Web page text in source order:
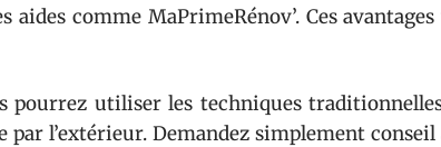
aides comme MaPrimeRénov’. Ces
pourrez utiliser les techniques
l’extérieur. Demandez simplement conseil